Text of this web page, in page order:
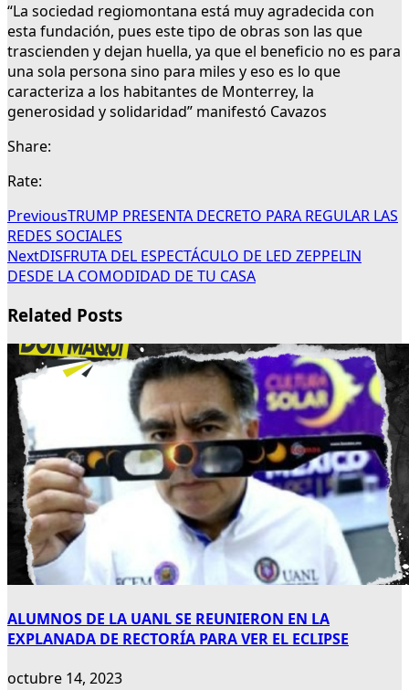
“La sociedad regiomontana está muy agradecida con
esta fundación, pues este tipo de obras son las que
trascienden y dejan huella, ya que el beneficio no es para
una sola persona sino para miles y eso es lo que
caracteriza a los habitantes de Monterrey, la
generosidad y solidaridad” manifestó Cavazos
Share:
Rate:
PreviousTRUMP PRESENTA DECRETO PARA REGULAR LAS
REDES SOCIALES
NextDISFRUTA DEL ESPECTÁCULO DE LED ZEPPELIN
DESDE LA COMODIDAD DE TU CASA
Related Posts
ALUMNOS DE LA UANL SE REUNIERON EN LA
EXPLANADA DE RECTORÍA PARA VER EL ECLIPSE
octubre 14, 2023